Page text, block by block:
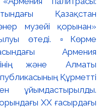
Қазақстан
музейі қорынан»
өтеді. ▫️Көрме
Армения
және Алматы
Құрметті
ұйымдастырылды.
ХХ ғасырдағы